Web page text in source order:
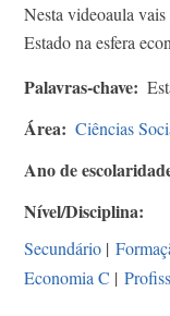
Nesta videoaula
Estado na esfera
Palavras-chave
Área Ciências
Ano de
Nível/Disciplina
Secundário |
Economia C |